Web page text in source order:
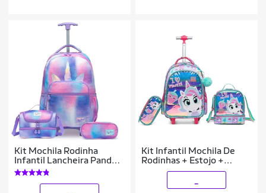
Kit Mochila Rodinha
Infantil Lancheira Panda
Estojo Escolar 24 Litros
Kit Infantil Mochila De
Rodinhas + Estojo +
Lancheira Menina